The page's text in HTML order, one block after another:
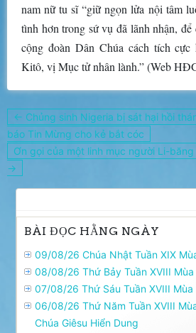
nam nữ tu sĩ “giữ ngọn lửa nội tâm
tình hơn trong sứ vụ đã lãnh nhận,
cộng đoàn Dân Chúa cách tích
Kitô, vị Mục tử nhân lành.” (Web
Điều
hướng
bài
viết
← Chủng sinh Nigeria bị sát hại hồi
báo Tin Mừng cho kẻ bắt cóc
Ơn gọi của một linh mục người Li-
→
BÀI ĐỌC HẰNG NGÀY
09/08/26 Chúa Nhật Tuần XIX
08/08/26 Thứ Bảy Tuần XVIII
07/08/26 Thứ Sáu Tuần XVIII
06/08/26 Thứ Năm Tuần XVIII
Chúa Giêsu Hiển Dung